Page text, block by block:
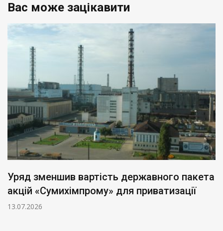
Вас може зацікавити
Уряд зменшив вартість державного пакета
акцій «Сумихімпрому» для приватизації
13.07.2026